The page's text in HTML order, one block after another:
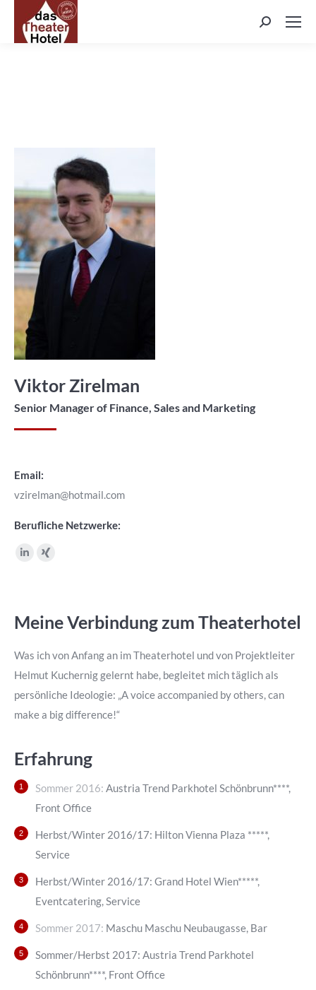
Search:
Viktor Zirelman
Senior Manager of Finance, Sales and Marketing
Email:
vzirelman@hotmail.com
Berufliche Netzwerke:
Linkedin
in
window
XING
window
Meine Verbindung zum Theaterhotel
Was ich von Anfang an im Theaterhotel und von Projektleiter
Helmut Kuchernig gelernt habe, begleitet mich täglich als
persönliche Ideologie: „A voice accompanied by others, can
make a big difference!“
Erfahrung
Sommer 2016: Austria Trend Parkhotel Schönbrunn****,
Front Office
Herbst/Winter 2016/17: Hilton Vienna Plaza *****,
Service
Herbst/Winter 2016/17: Grand Hotel Wien*****,
Eventcatering, Service
Sommer 2017: Maschu Maschu Neubaugasse, Bar
Sommer/Herbst 2017: Austria Trend Parkhotel
Schönbrunn****, Front Office